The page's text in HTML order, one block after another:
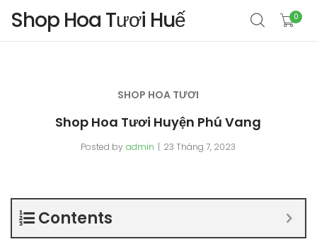
Shop Hoa Tươi Huế 0
SHOP HOA TƯƠI
Shop Hoa Tươi Huyện Phú Vang
Posted by admin 23 Tháng 7, 2023
Contents